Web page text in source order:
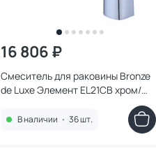
16 806 ₽
Смеситель для раковины Bronze
de Luxe Элемент EL21CB хром/
В наличии • 36 шт.